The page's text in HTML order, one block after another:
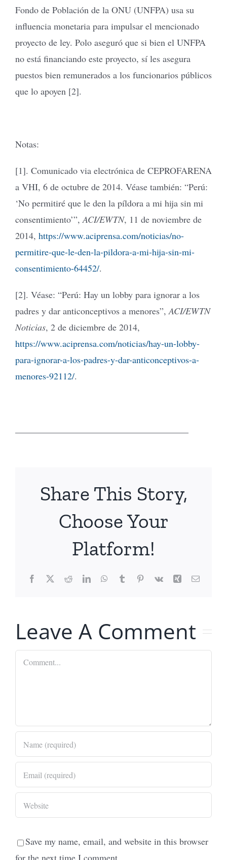
Fondo de Población de la ONU (UNFPA) usa su
influencia monetaria para impulsar el mencionado
proyecto de ley. Polo aseguró que si bien el UNFPA
no está financiando este proyecto, sí les asegura
puestos bien remunerados a los funcionarios públicos
que lo apoyen [2].
Notas:
[1]. Comunicado via electrónica de CEPROFARENA
a VHI, 6 de octubre de 2014. Véase también: “Perú:
‘No permitiré que le den la píldora a mi hija sin mi
consentimiento’”, ACI/EWTN, 11 de noviembre de
2014, https://www.aciprensa.com/noticias/no-
permitire-que-le-den-la-pildora-a-mi-hija-sin-mi-
consentimiento-64452/.
[2]. Véase: “Perú: Hay un lobby para ignorar a los
padres y dar anticonceptivos a menores”, ACI/EWTN
Noticias, 2 de diciembre de 2014,
https://www.aciprensa.com/noticias/hay-un-lobby-
para-ignorar-a-los-padres-y-dar-anticonceptivos-a-
menores-92112/.
Share This Story,
Choose Your
Platform!
Facebook
X RedditLinkedInWhatsApp
TumblrPinterest
Vk Xing Email
Leave A Comment
Comment
Save my name, email, and website in this browser